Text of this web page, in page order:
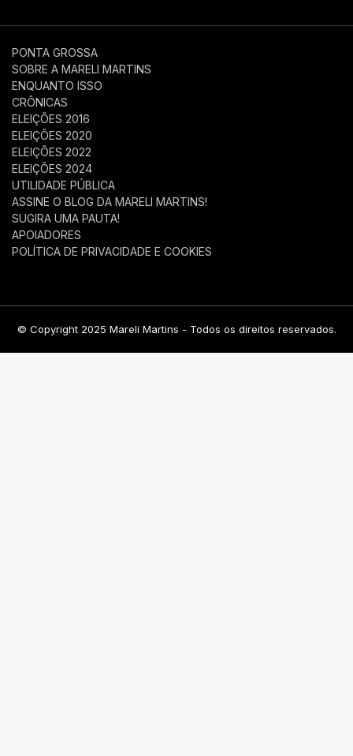
PONTA GROSSA
SOBRE A MARELI MARTINS
ENQUANTO ISSO
CRÔNICAS
ELEIÇÕES 2016
ELEIÇÕES 2020
ELEIÇÕES 2022
ELEIÇÕES 2024
UTILIDADE PÚBLICA
ASSINE O BLOG DA MARELI MARTINS!
SUGIRA UMA PAUTA!
APOIADORES
POLÍTICA DE PRIVACIDADE E COOKIES
© Copyright 2025 Mareli Martins - Todos os direitos reservados.